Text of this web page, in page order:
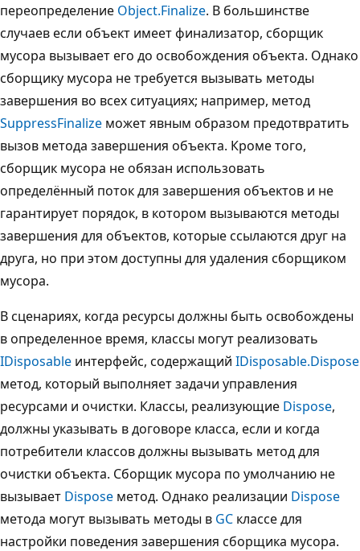
переопределение Object.Finalize. В большинстве
случаев если объект имеет финализатор, сборщик
мусора вызывает его до освобождения объекта. Однако
сборщику мусора не требуется вызывать методы
завершения во всех ситуациях; например, метод
SuppressFinalize может явным образом предотвратить
вызов метода завершения объекта. Кроме того,
сборщик мусора не обязан использовать
определённый поток для завершения объектов и не
гарантирует порядок, в котором вызываются методы
завершения для объектов, которые ссылаются друг на
друга, но при этом доступны для удаления сборщиком
мусора.
В сценариях, когда ресурсы должны быть освобождены
в определенное время, классы могут реализовать
IDisposable интерфейс, содержащий IDisposable.Dispose
метод, который выполняет задачи управления
ресурсами и очистки. Классы, реализующие Dispose,
должны указывать в договоре класса, если и когда
потребители классов должны вызывать метод для
очистки объекта. Сборщик мусора по умолчанию не
вызывает Dispose метод. Однако реализации Dispose
метода могут вызывать методы в GC классе для
настройки поведения завершения сборщика мусора.